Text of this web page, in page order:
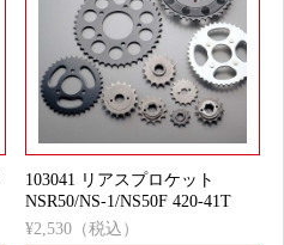
103041 リアスプロケット
NSR50/NS-1/NS50F 420-41T
¥2,530（税込）